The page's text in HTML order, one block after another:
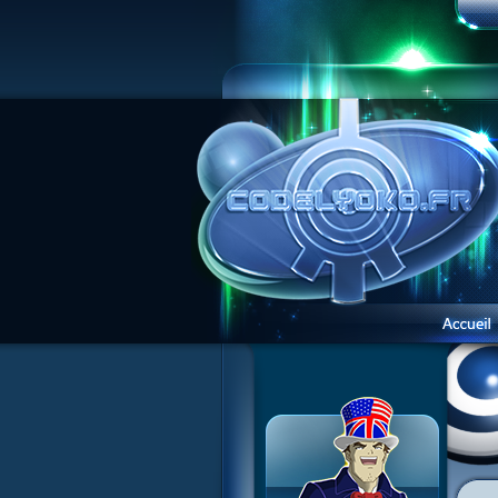
6 Cruel dilemme
7 Problème d'image
10 Créature de rêve
11 Enragés